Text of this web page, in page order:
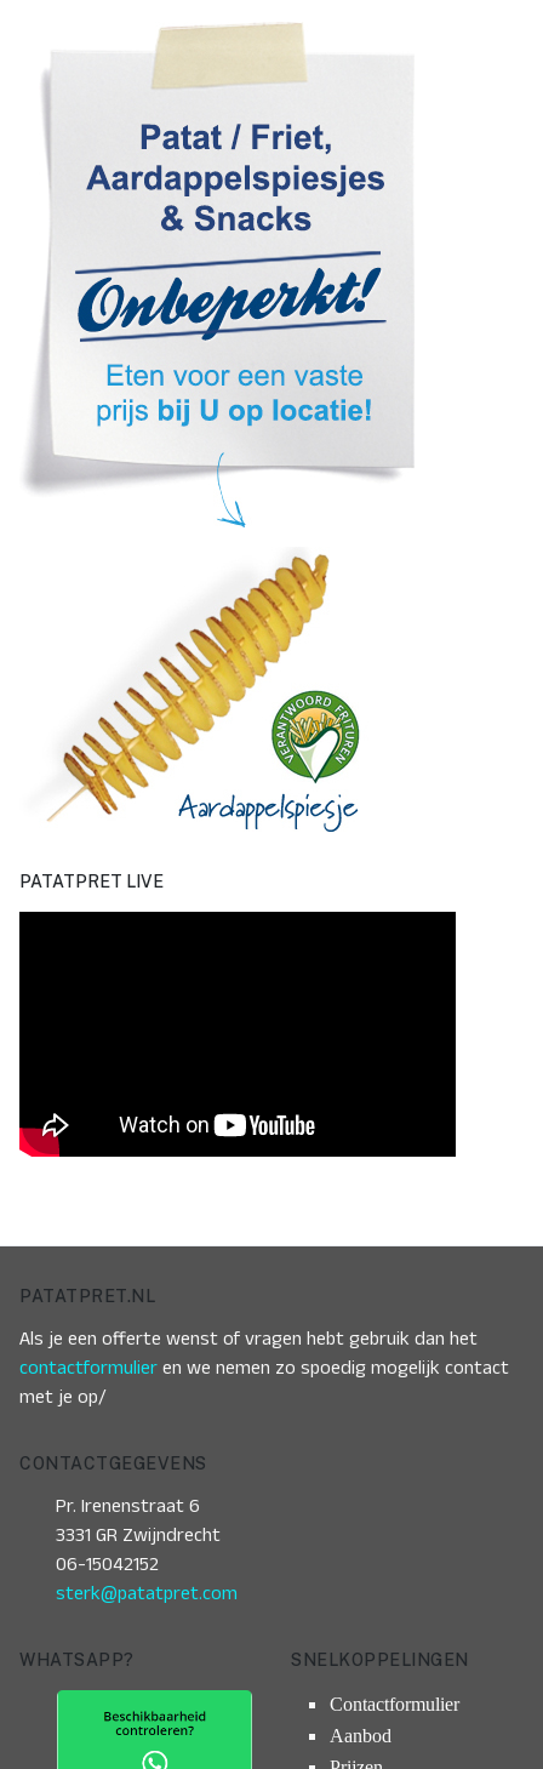
PATATPRET LIVE
PATATPRET.NL
Als je een offerte wenst of vragen hebt gebruik dan het
contactformulieren we nemen zo spoedig mogelijk contact
met je op/
CONTACTGEGEVENS
Pr. Irenenstraat 6
3331 GR Zwijndrecht
06-15042152
sterk@patatpret.com
WHATSAPP? SNELKOPPELINGEN
Contactformulier
Aanbod